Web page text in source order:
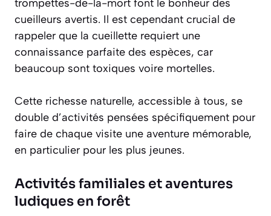
trompettes-de-la-mort font le bonheur des
cueilleurs avertis. Il est cependant crucial de
rappeler que la cueillette requiert une
connaissance parfaite des espèces, car
beaucoup sont toxiques voire mortelles.
Cette richesse naturelle, accessible à tous, se
double d’activités pensées spécifiquement pour
faire de chaque visite une aventure mémorable,
en particulier pour les plus jeunes.
Activités familiales et aventures
ludiques en forêt